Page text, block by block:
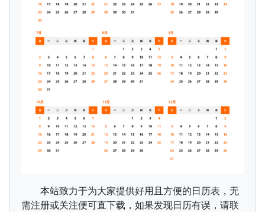
本站致力于为大家提供好用且方便的日历表，无
需注册或关注便可直下载，如果发现日历有误，请联